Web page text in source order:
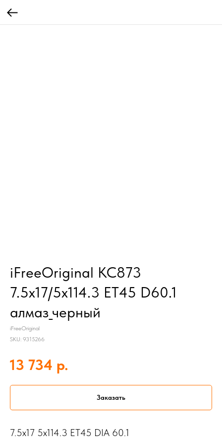
iFreeOriginal КС873
7.5x17/5x114.3 ET45 D60.1
алмаз_черный
iFreeOriginal
SKU: 9315266
13 734 р.
Заказать
7.5x17 5x114.3 ET45 DIA 60.1